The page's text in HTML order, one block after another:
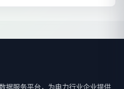
据服务平台，为电力行业企业提供